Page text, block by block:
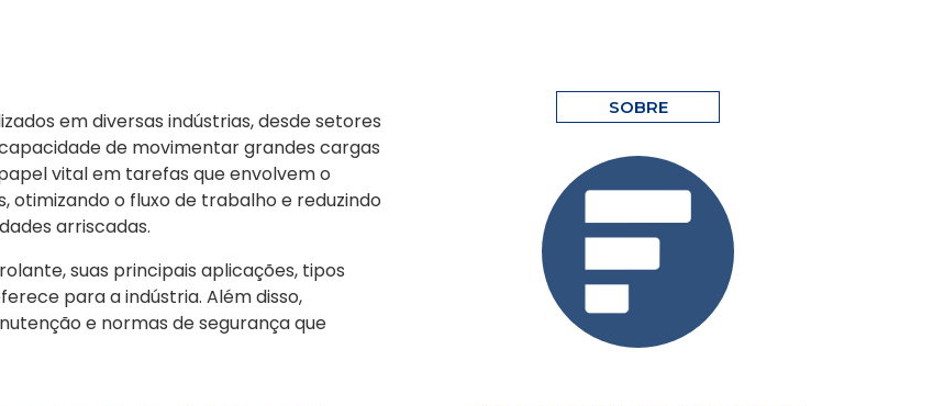
em diversas indústrias, desde setores
de movimentar grandes cargas
vital em tarefas que envolvem o
o fluxo de trabalho e reduzindo
arriscadas.
suas principais aplicações, tipos
para a indústria. Além disso,
e normas de segurança que
SOBRE